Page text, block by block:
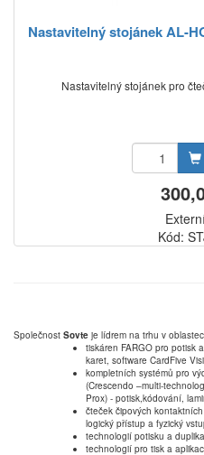
Nastavitelný stojánek AL-
Nastavitelný stojánek pro
Kód:
Společnost Sovte je lídrem na trhu v
tiskáren FARGO pro potisk
karet, software CardFive
kompletních systémů pro
(Crescendo –multi-
Prox) - potisk,kódování,
čteček čipových
logický přístup a fyzický
technologií potisku a
technologií pro tisk a